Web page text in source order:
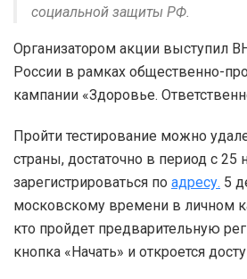
социальной защиты РФ.
Организатором акции выступил
России в рамках общественно-
кампании «Здоровье.
Пройти тестирование можно
страны, достаточно в период с 25
зарегистрироваться по адресу. 5
московскому времени в личном
кто пройдет предварительную
кнопка «Начать» и откроется